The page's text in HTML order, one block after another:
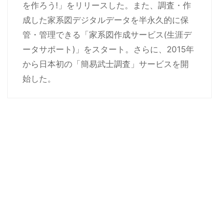
を作ろう!」をリリースした。また、調査・作
成した家系図デジタルデータを半永久的に保
管・管理できる「家系図作成サービス(生涯デ
ータサポート)」をスタート。さらに、2015年
から日本初の「簡易武士調査」サービスを開
始した。